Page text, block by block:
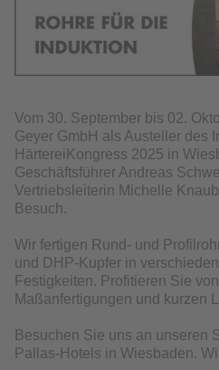
Vom 30. September bis 02.
Geyer GmbH als Austeller des
HärtereiKongress 2025 in
Geschäftsführer Andreas
Vertriebsleiterin Michelle
Besuch.
Wir fertigen Rund- und
und DHP-Kupfer in
Festigkeiten. Profitieren Sie
Maßanfertigungen und kurzen
Besuchen Sie uns an unseren
Pallas-Hotels in Wiesbaden.